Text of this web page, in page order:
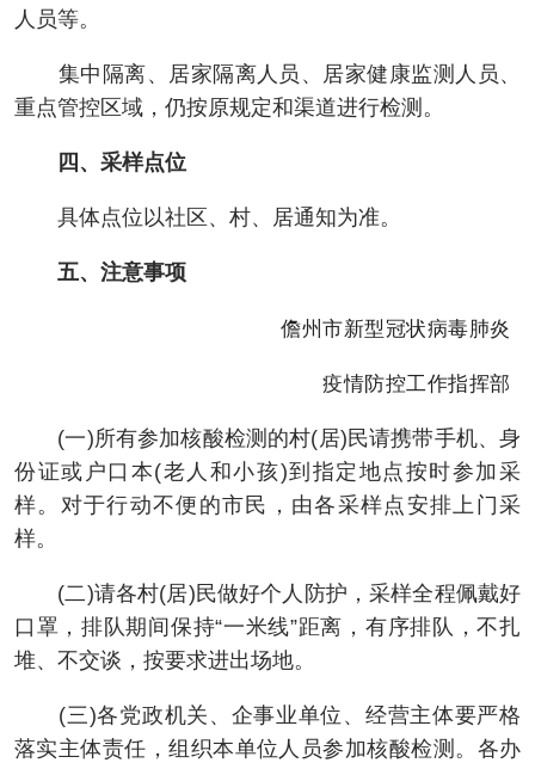
人员等。
集中隔离、居家隔离人员、居家健康监测人员、
重点管控区域，仍按原规定和渠道进行检测。
四、采样点位
具体点位以社区、村、居通知为准。
五、注意事项
儋州市新型冠状病毒肺炎
疫情防控工作指挥部
(一)所有参加核酸检测的村(居)民请携带手机、身
份证或户口本(老人和小孩)到指定地点按时参加采
样。对于行动不便的市民，由各采样点安排上门采
样。
(二)请各村(居)民做好个人防护，采样全程佩戴好
口罩，排队期间保持“一米线”距离，有序排队，不扎
堆、不交谈，按要求进出场地。
(三)各党政机关、企事业单位、经营主体要严格
落实主体责任，组织本单位人员参加核酸检测。各办